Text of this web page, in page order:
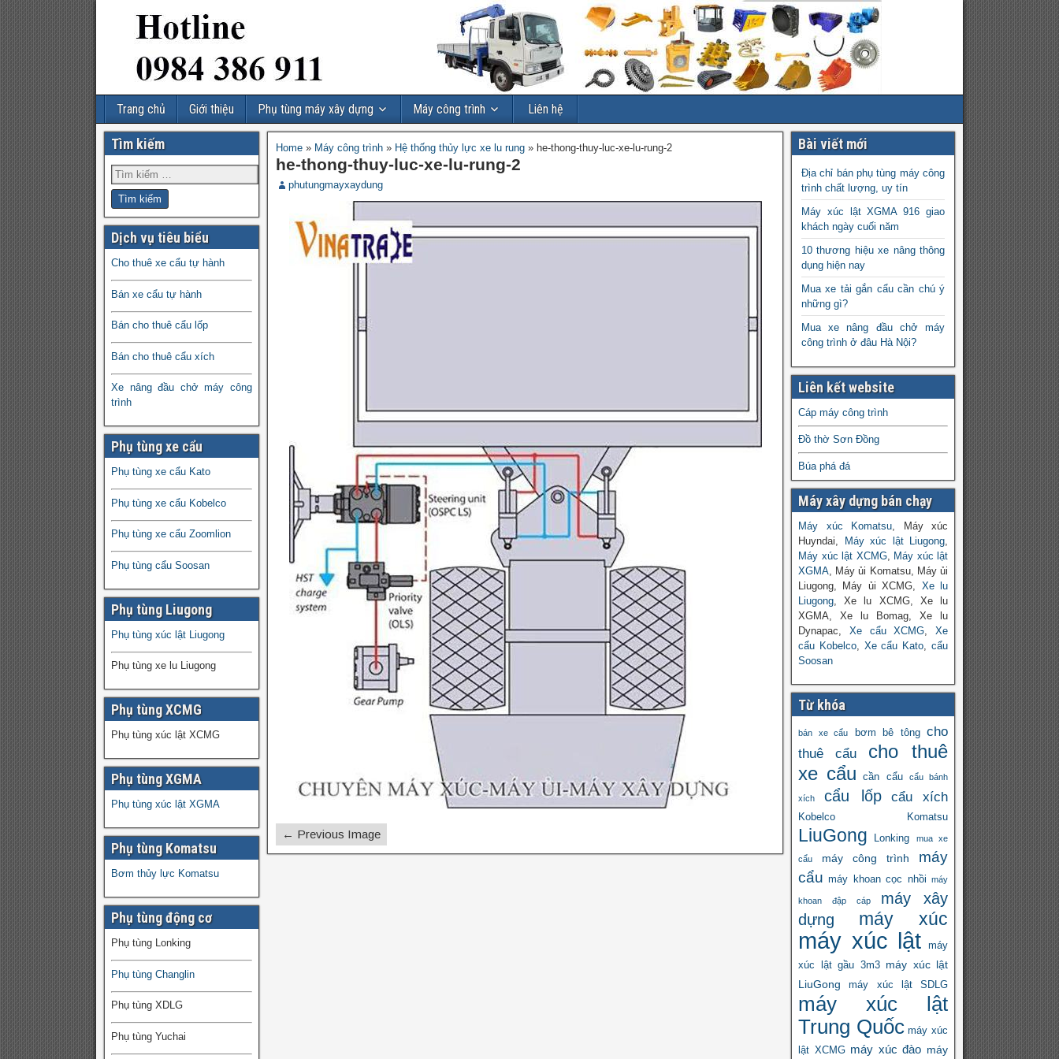
Trang chủ Giới thiệu Phụ tùng máy xây dựng Máy công trình Liên hệ
Home » Máy công trình » Hệ thống thủy lực xe lu rung » he-thong-thuy-luc-xe-lu-rung-2
he-thong-thuy-luc-xe-lu-rung-2
phutungmayxaydung
← Previous Image
Tìm kiếm
Dịch vụ tiêu biểu
Cho thuê xe cẩu tự hành
Bán xe cẩu tự hành
Bán cho thuê cẩu lốp
Bán cho thuê cẩu xích
Xe nâng đầu chở máy công
trình
Phụ tùng xe cẩu
Phụ tùng xe cẩu Kato
Phụ tùng xe cẩu Kobelco
Phụ tùng xe cẩu Zoomlion
Phụ tùng cẩu Soosan
Phụ tùng Liugong
Phụ tùng xúc lật Liugong
Phụ tùng xe lu Liugong
Phụ tùng XCMG
Phụ tùng xúc lật XCMG
Phụ tùng XGMA
Phụ tùng xúc lật XGMA
Phụ tùng Komatsu
Bơm thủy lực Komatsu
Phụ tùng động cơ
Phụ tùng Lonking
Phụ tùng Changlin
Phụ tùng XDLG
Phụ tùng Yuchai
Bài viết mới
Địa chỉ bán phụ tùng máy công
trình chất lượng, uy tín
Máy xúc lật XGMA 916 giao
khách ngày cuối năm
10 thương hiệu xe nâng thông
dụng hiện nay
Mua xe tải gắn cẩu cần chú ý
những gì?
Mua xe nâng đầu chở máy
công trình ở đâu Hà Nội?
Liên kết website
Cáp máy công trình
Đồ thờ Sơn Đồng
Búa phá đá
Máy xây dựng bán chạy
Máy xúc Komatsu, Máy xúc
Huyndai,
Máy xúc lật Liugong,
Máy xúc lật XCMG, Máy xúc lật
XGMA, Máy ủi Komatsu, Máy ủi
Liugong, Máy ủi XCMG, Xe lu
Liugong, Xe lu XCMG, Xe lu
XGMA, Xe lu Bomag, Xe lu
Dynapac, Xe cẩu XCMG, Xe
cẩu Kobelco, Xe cẩu Kato,cẩu
Soosan
Từ khóa
bán xe cẩu bơm bê tông
cho
thuê cẩu
cho thuê
xe cẩu
cần cẩu cẩu bánh
xích cẩu lốp cẩu xích
Kobelco Komatsu
LiuGong Lonking mua xe
cẩu máy công trình
máy
cẩu máy khoan cọc nhồi máy
khoan đập cáp
máy xây
dựng
máy xúc
máy xúc lật
máy
xúc lật gầu 3m3
máy xúc lật
LiuGong
máy xúc lật SDLG
máy xúc lật
Trung Quốc máy xúc
lật XCMG máy xúc đào máy